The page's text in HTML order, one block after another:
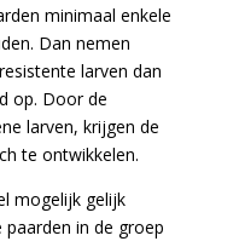
minimaal enkele
Dan nemen
larven dan
op. Door de
larven, krijgen de
te ontwikkelen.
mogelijk gelijk
in de groep